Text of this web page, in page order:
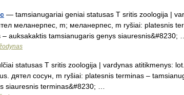
— tamsianugariai geniai statusas T sritis zoologija |
меланерпес, m; меланерпес, m ryšiai: platesnis
auksakaktis tamsianugaris genys siauresnis&#8230; …
statusas T sritis zoologija | vardynas atitikmenys:
дятел сосун, m ryšiai: platesnis terminas –
siauresnis terminas&#8230; …